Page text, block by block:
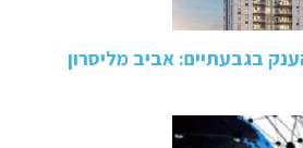
בגבעתיים: אביב מליסרון